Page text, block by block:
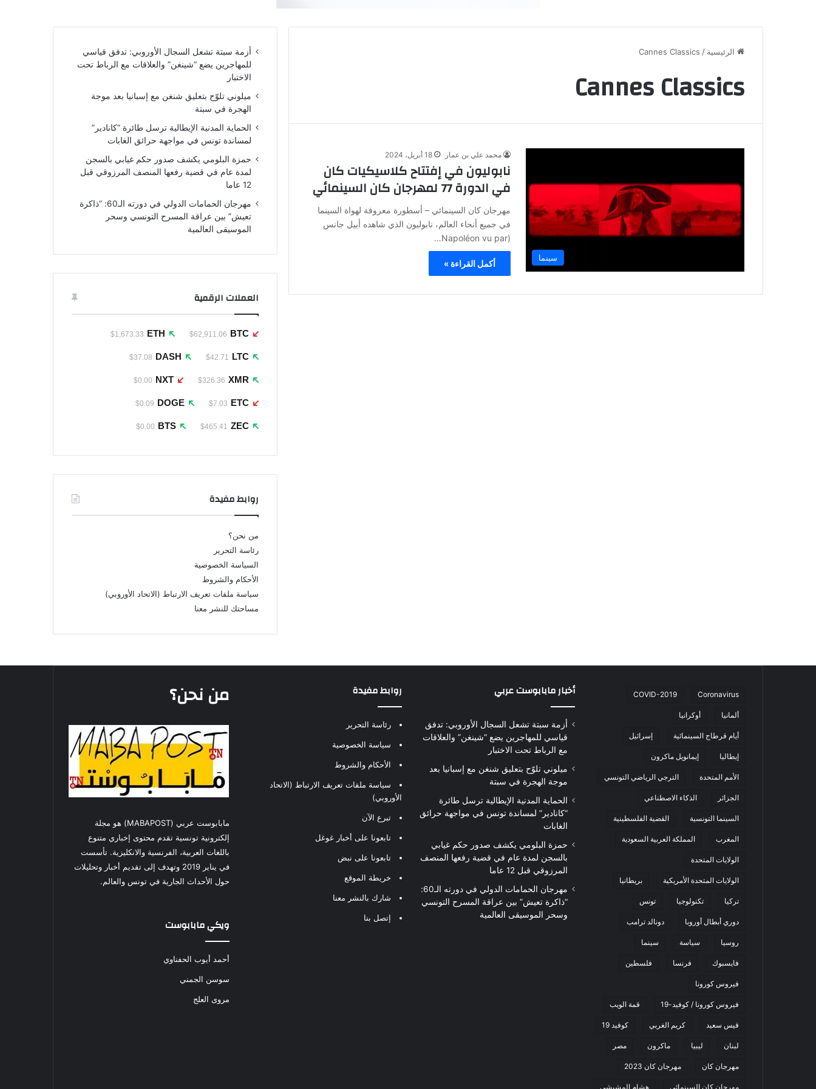
الرئيسية /
Cannes Classics
Cannes Classics
سينما
محمد علي بن عمار 18 أبريل، 2024
نابوليون في إفتتاح كلاسيكيات كان
في الدورة 77 لمهرجان كان السينمائي
مهرجان كان السينمائي – أسطورة معروفة لهواة السينما
في جميع أنحاء العالم، نابوليون الذي شاهده أبيل جانس
(Napoléon vu par…
أكمل القراءة »
أزمة سبتة تشعل السجال الأوروبي: تدفق قياسي
للمهاجرين يضع “شينغن” والعلاقات مع الرباط تحت
الاختبار
ميلوني تلوّح بتعليق شنغن مع إسبانيا بعد موجة
الهجرة في سبتة
الحماية المدنية الإيطالية ترسل طائرة “كانادير”
لمساندة تونس في مواجهة حرائق الغابات
حمزة البلومي يكشف صدور حكم غيابي بالسجن
لمدة عام في قضية رفعها المنصف المرزوقي قبل
12 عاما
مهرجان الحمامات الدولي في دورته الـ60: “ذاكرة
تعيش” بين عراقة المسرح التونسي وسحر
الموسيقى العالمية
العملات الرقمية
BTC
$62,911.06
ETH
$1,673.33
LTC
$42.71
DASH
$37.08
XMR
$326.36
NXT
$0.00
ETC
$7.03
DOGE
$0.09
ZEC
$465.41
BTS
$0.00
روابط مفيدة
من نحن؟
رئاسة التحرير
السياسة الخصوصية
الأحكام والشروط
سياسة ملفات تعريف الارتباط (الاتحاد الأوروبي)
مساحتك للنشر معنا
Coronavirus
COVID-2019
ألمانيا أوكرانيا
أيام قرطاج السينمائية إسرائيل
إيطاليا إيمانويل ماكرون
الأمم المتحدة الترجي الرياضي التونسي
الجزائر الذكاء الاصطناعي
السينما التونسية القضية الفلسطينية
المغرب المملكة العربية السعودية
الولايات المتحدة
الولايات المتحدة الأمريكية بريطانيا
تركيا تكنولوجيا تونس
دوري أبطال أوروبا دونالد ترامب
روسيا سياسة سينما
فايسبوك فرنسا فلسطين
فيروس كورونا
فيروس كورونا / كوفيد-19 قمة الويب
قيس سعيد كريم الغربي كوفيد 19
لبنان ليبيا ماكرون مصر
مهرجان كان مهرجان كان 2023
مهرجان كان السينمائي هشام المشيشي
أخبار مابابوست عربي
أزمة سبتة تشعل السجال الأوروبي: تدفق
قياسي للمهاجرين يضع “شينغن” والعلاقات
مع الرباط تحت الاختبار
ميلوني تلوّح بتعليق شنغن مع إسبانيا بعد
موجة الهجرة في سبتة
الحماية المدنية الإيطالية ترسل طائرة
“كانادير” لمساندة تونس في مواجهة حرائق
الغابات
حمزة البلومي يكشف صدور حكم غيابي
بالسجن لمدة عام في قضية رفعها المنصف
المرزوقي قبل 12 عاما
مهرجان الحمامات الدولي في دورته الـ60:
“ذاكرة تعيش” بين عراقة المسرح التونسي
وسحر الموسيقى العالمية
روابط مفيدة
رئاسة التحرير
سياسة الخصوصية
الأحكام والشروط
سياسة ملفات تعريف الارتباط (الاتحاد
الأوروبي)
تبرع الآن
تابعونا على أخبار غوغل
تابعونا على نبض
خريطة الموقع
شارك بالنشر معنا
إتصل بنا
من نحن؟
مابابوست عربي (MABAPOST) هو مجلة
إلكترونية تونسية تقدم محتوى إخباري متنوع
باللغات العربية، الفرنسية والانكليزية. تأسست
في يناير 2019 وتهدف إلى تقديم أخبار وتحليلات
حول الأحداث الجارية في تونس والعالم.
ويكي مابابوست
أحمد أيوب الحفناوي
سوسن الجمني
مروى العلج